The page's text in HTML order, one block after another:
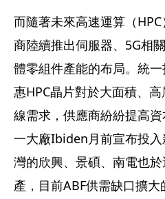
而隨著未來高速運算（
商陸續推出伺服器、5G相
體零組件產能的布局。統
惠HPC晶片對於大面積、
線需求，供應商紛紛提高
一大廠Ibiden月前宣布投
灣的欣興、景碩、南電也
產，目前ABF供需缺口擴